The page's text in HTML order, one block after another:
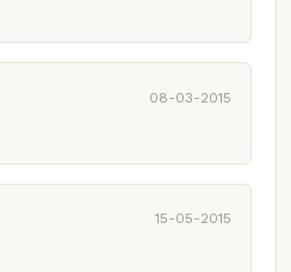
08-03-2015
15-05-2015